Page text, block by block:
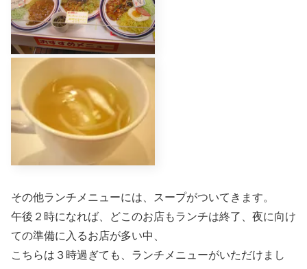
その他ランチメニューには、スープがついてきます。
午後２時になれば、どこのお店もランチは終了、夜に向け
ての準備に入るお店が多い中、
こちらは３時過ぎても、ランチメニューがいただけまし